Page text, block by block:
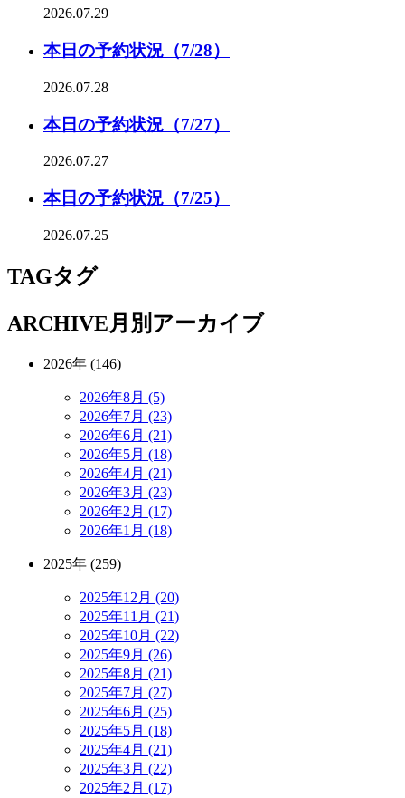
2026.07.29
本日の予約状況（7/28）
2026.07.28
本日の予約状況（7/27）
2026.07.27
本日の予約状況（7/25）
2026.07.25
TAGタグ
ARCHIVE月別アーカイブ
2026年 (146)
2026年8月 (5)
2026年7月 (23)
2026年6月 (21)
2026年5月 (18)
2026年4月 (21)
2026年3月 (23)
2026年2月 (17)
2026年1月 (18)
2025年 (259)
2025年12月 (20)
2025年11月 (21)
2025年10月 (22)
2025年9月 (26)
2025年8月 (21)
2025年7月 (27)
2025年6月 (25)
2025年5月 (18)
2025年4月 (21)
2025年3月 (22)
2025年2月 (17)